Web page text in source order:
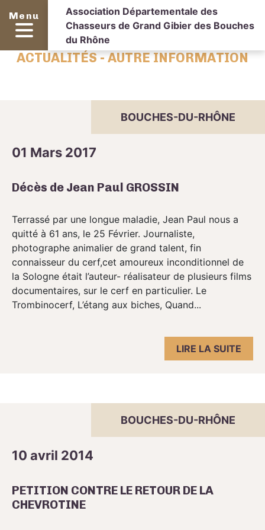
Menu
Association Départementale des
Chasseurs de Grand Gibier des Bouches
du Rhône
ACTUALITÉS - AUTRE INFORMATION
BOUCHES-DU-RHÔNE
01 Mars 2017
Décès de Jean Paul GROSSIN
Terrassé par une longue maladie, Jean Paul nous a
quitté à 61 ans, le 25 Février. Journaliste,
photographe animalier de grand talent, fin
connaisseur du cerf,cet amoureux inconditionnel de
la Sologne était l’auteur- réalisateur de plusieurs films
documentaires, sur le cerf en particulier. Le
Trombinocerf, L’étang aux biches, Quand...
LIRE LA SUITE
BOUCHES-DU-RHÔNE
10 avril 2014
PETITION CONTRE LE RETOUR DE LA
CHEVROTINE